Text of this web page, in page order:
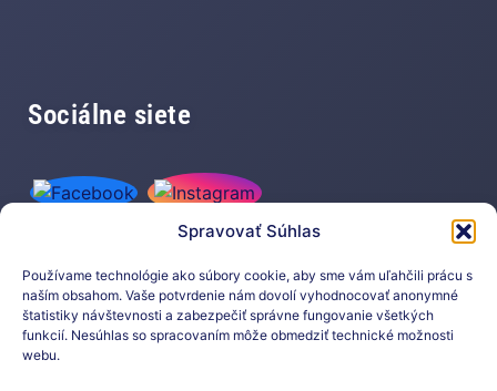
Spravovať Súhlas
Používame technológie ako súbory cookie, aby sme vám uľahčili prácu s
naším obsahom. Vaše potvrdenie nám dovolí vyhodnocovať anonymné
štatistiky návštevnosti a zabezpečiť správne fungovanie všetkých
funkcií. Nesúhlas so spracovaním môže obmedziť technické možnosti
webu.
Sociálne siete
Prihláste sa na odber nášho